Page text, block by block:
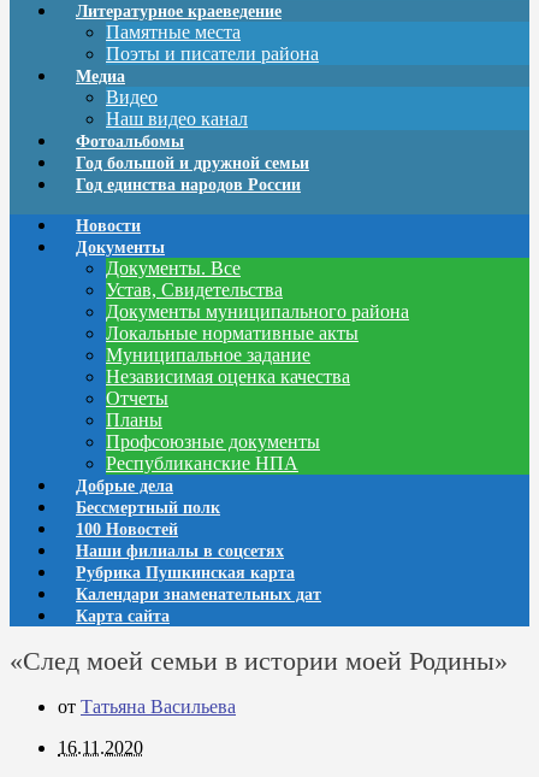
Литературное краеведение
Памятные места
Поэты и писатели района
Медиа
Видео
Наш видео канал
Фотоальбомы
Год большой и дружной семьи
Год единства народов России
Новости
Документы
Документы. Все
Устав, Свидетельства
Документы муниципального района
Локальные нормативные акты
Муниципальное задание
Независимая оценка качества
Отчеты
Планы
Профсоюзные документы
Республиканские НПА
Добрые дела
Бессмертный полк
100 Новостей
Наши филиалы в соцсетях
Рубрика Пушкинская карта
Календари знаменательных дат
Карта сайта
«След моей семьи в истории моей Родины»
от Татьяна Васильева
16.11.2020